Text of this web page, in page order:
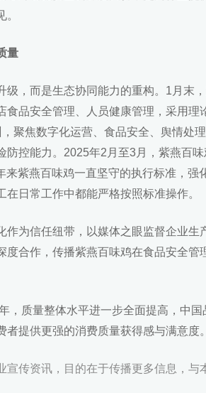
量
级，而是生态协同能力的重构。1月末
食品安全管理、人员健康管理，采用理
聚焦数字化运营、食品安全、舆情处
防控能力。2025年2月至3月，紫燕百
紫燕百味鸡一直坚守的执行标准，强
日常工作中都能严格按照标准操作。
作为信任纽带，以媒体之眼监督企业生
合作，传播紫燕百味鸡在食品安全管
，质量整体水平进一步全面提高，中
提供更强的消费质量获得感与满意度。
宣传资讯，目的在于传播更多信息，与